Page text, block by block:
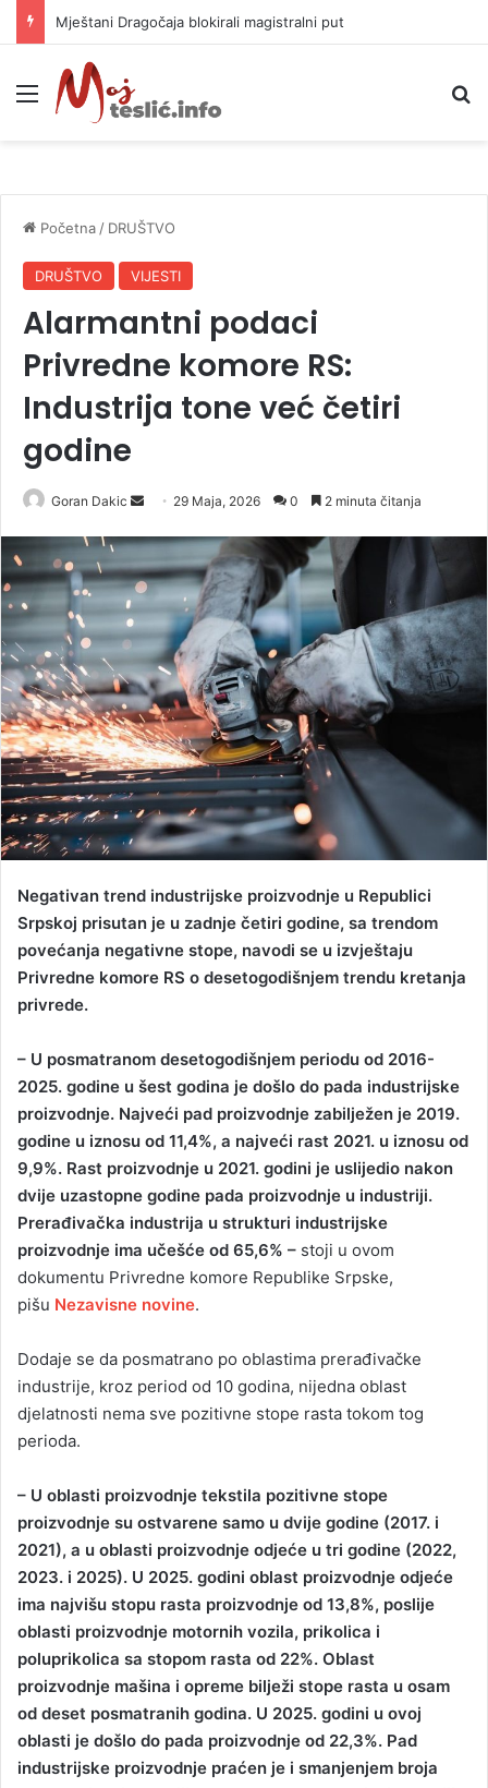
Helikopter ponovo gasi vatru u selima kod Trebinja
Meni
Početna / DRUŠTVO
DRUŠTVO VIJESTI
Alarmantni podaci
Privredne komore RS:
Industrija tone već četiri
godine
Goran Dakic
d
n
e
m
a
i
l
29 Maja, 2026 0 2 minuta čitanja
Negativan trend industrijske proizvodnje u Republici
Srpskoj prisutan je u zadnje četiri godine, sa trendom
povećanja negativne stope, navodi se u izvještaju
Privredne komore RS o desetogodišnjem trendu kretanja
privrede.
– U posmatranom desetogodišnjem periodu od 2016-
2025. godine u šest godina je došlo do pada industrijske
proizvodnje. Najveći pad proizvodnje zabilježen je 2019.
godine u iznosu od 11,4%, a najveći rast 2021. u iznosu od
9,9%. Rast proizvodnje u 2021. godini je uslijedio nakon
dvije uzastopne godine pada proizvodnje u industriji.
Prerađivačka industrija u strukturi industrijske
proizvodnje ima učešće od 65,6% – stoji u ovom
dokumentu Privredne komore Republike Srpske,
pišu Nezavisne novine.
Dodaje se da posmatrano po oblastima prerađivačke
industrije, kroz period od 10 godina, nijedna oblast
djelatnosti nema sve pozitivne stope rasta tokom tog
perioda.
– U oblasti proizvodnje tekstila pozitivne stope
proizvodnje su ostvarene samo u dvije godine (2017. i
2021), a u oblasti proizvodnje odjeće u tri godine (2022,
2023. i 2025). U 2025. godini oblast proizvodnje odjeće
ima najvišu stopu rasta proizvodnje od 13,8%, poslije
oblasti proizvodnje motornih vozila, prikolica i
poluprikolica sa stopom rasta od 22%. Oblast
proizvodnje mašina i opreme bilježi stope rasta u osam
od deset posmatranih godina. U 2025. godini u ovoj
oblasti je došlo do pada proizvodnje od 22,3%. Pad
industrijske proizvodnje praćen je i smanjenjem broja